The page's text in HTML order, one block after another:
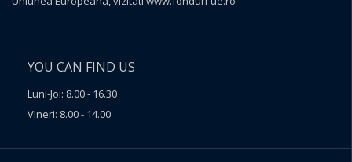
YOU CAN FIND US
Luni-Joi: 8.00 - 16.30
Vineri: 8.00 - 14.00